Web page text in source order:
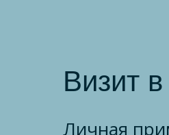
Визит
Личная